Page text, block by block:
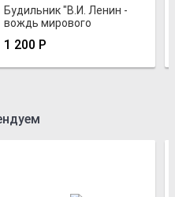
Будильник "В.И. Ленин -
вождь мирового
1 200 Р